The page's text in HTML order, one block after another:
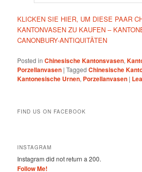
KLICKEN SIE HIER, UM DIESE PAAR
KANTONVASEN ZU KAUFEN –
CANONBURY-ANTIQUITÄTEN
Posted in Chinesische Kantonsvasen,
Porzellanvasen |Tagged Chinesische
Kantonesische Urnen, Porzellanvasen |
FIND US ON FACEBOOK
INSTAGRAM
Instagram did not return a 200.
Follow Me!